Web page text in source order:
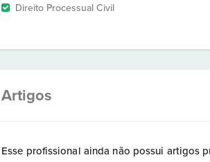
Direito Processual Civil
Artigos
Esse profissional ainda não possui artigos